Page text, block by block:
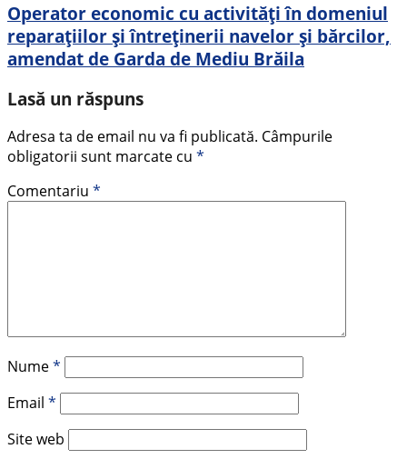
Operator economic cu activități în domeniul
reparațiilor și întreținerii navelor și bărcilor,
amendat de Garda de Mediu Brăila
Lasă un răspuns
Adresa ta de email nu va fi publicată. Câmpurile
obligatorii sunt marcate cu *
Comentariu *
Nume*
Email *
Site web